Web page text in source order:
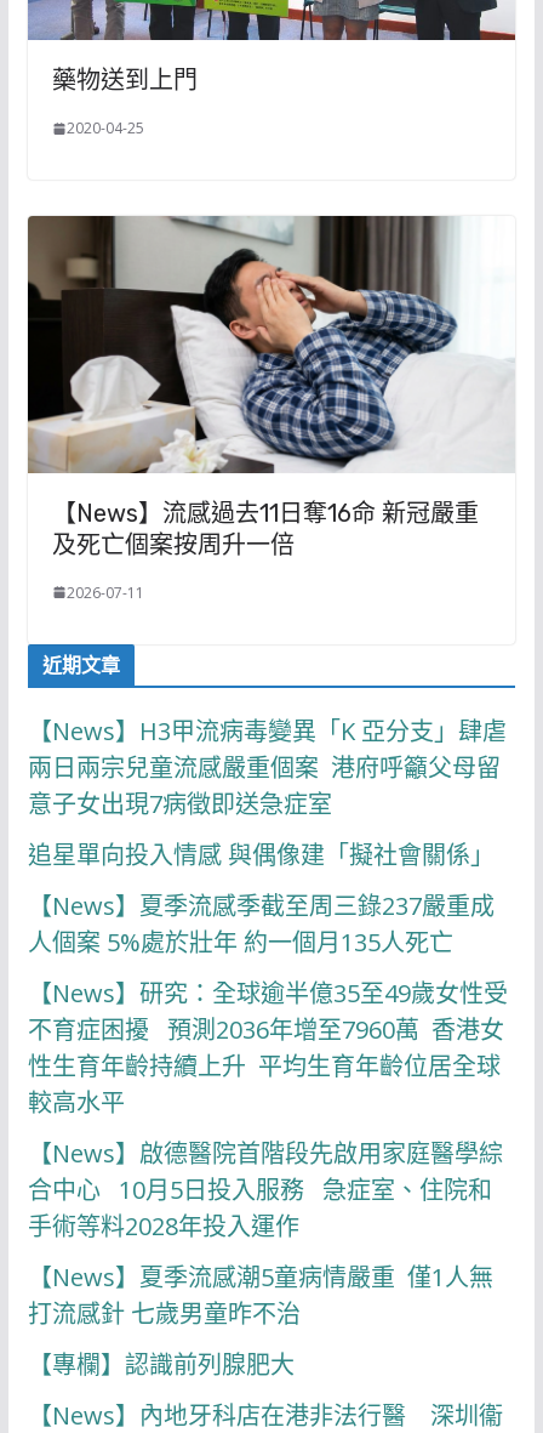
藥物送到上門
2020-04-25
【News】流感過去11日奪16命 新冠嚴重
及死亡個案按周升一倍
2026-07-11
近期文章
【News】H3甲流病毒變異「K 亞分支」肆虐
兩日兩宗兒童流感嚴重個案 港府呼籲父母留
意子女出現7病徵即送急症室
追星單向投入情感 與偶像建「擬社會關係」
【News】夏季流感季截至周三錄237嚴重成
人個案 5%處於壯年 約一個月135人死亡
【News】研究：全球逾半億35至49歲女性受
不育症困擾 預測2036年增至7960萬 香港女
性生育年齡持續上升 平均生育年齡位居全球
較高水平
【News】啟德醫院首階段先啟用家庭醫學綜
合中心 10月5日投入服務 急症室、住院和
手術等料2028年投入運作
【News】夏季流感潮5童病情嚴重 僅1人無
打流感針 七歲男童昨不治
【專欄】認識前列腺肥大
【News】內地牙科店在港非法行醫 深圳衞